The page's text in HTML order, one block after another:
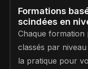
Formations
scindées en
Chaque
classés par
la pratique pour